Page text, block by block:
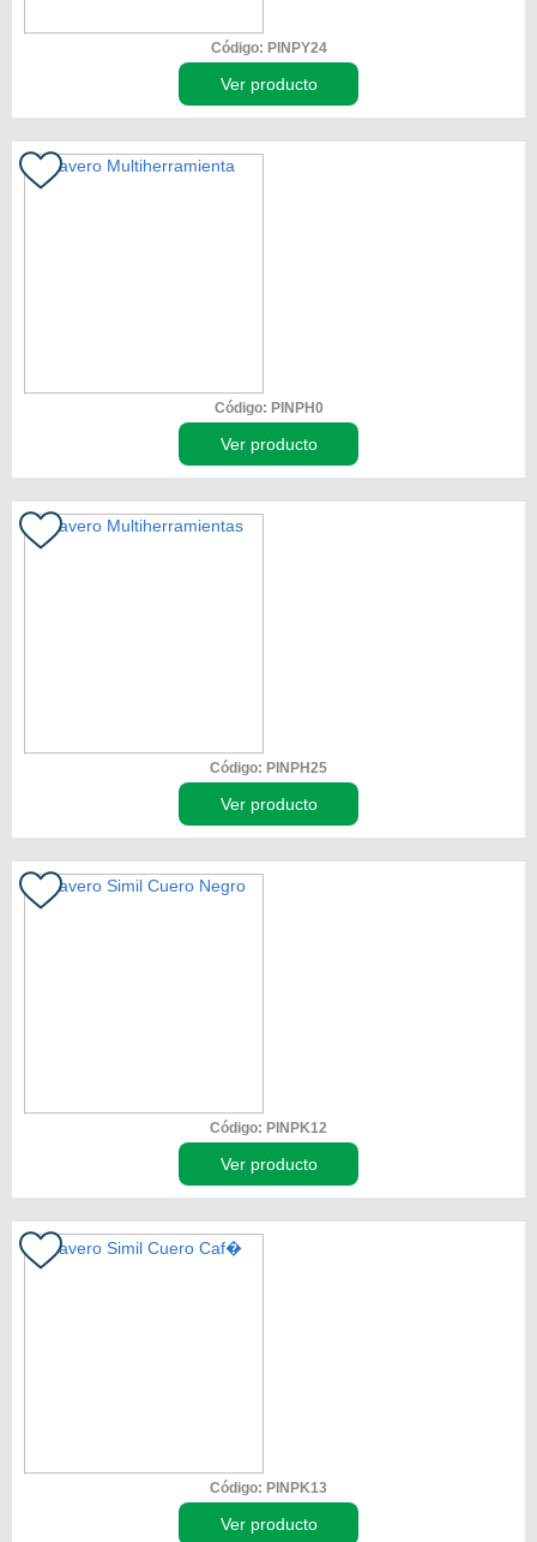
Código: PINPY24
Ver producto
Código: PINPH0
Ver producto
Código: PINPH25
Ver producto
Código: PINPK12
Ver producto
Código: PINPK13
Ver producto